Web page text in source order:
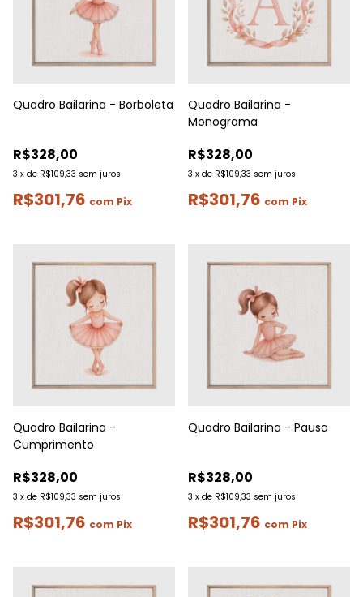
Quadro Bailarina - Borboleta
R$328,00
3 x de R$109,33 sem juros
R$301,76 com Pix
Quadro Bailarina -
Monograma
R$328,00
3 x de R$109,33 sem juros
R$301,76 com Pix
Quadro Bailarina -
Cumprimento
R$328,00
3 x de R$109,33 sem juros
R$301,76 com Pix
Quadro Bailarina - Pausa
R$328,00
3 x de R$109,33 sem juros
R$301,76 com Pix